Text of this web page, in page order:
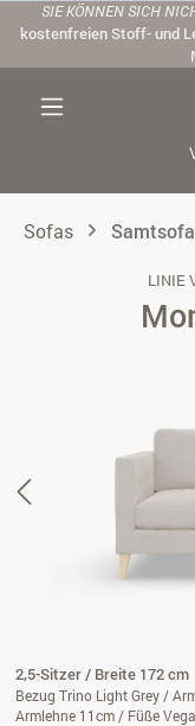
Zum Hauptinhalt springen
SIE KÖNNEN SICH
kostenfreien Stoff- und
Sofas
LINIE
2,5-Sitzer / Breite 172 cm
Bezug Trino Light Grey /
Armlehne 11cm / Füße